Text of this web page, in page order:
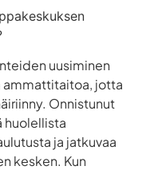
uusiminen
ammattitaitoa, jotta
Onnistunut
huolellista
ja jatkuvaa
kesken. Kun